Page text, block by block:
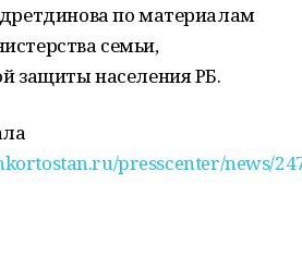
по материалам
семьи,
защиты населения РБ.
presscenter/news/